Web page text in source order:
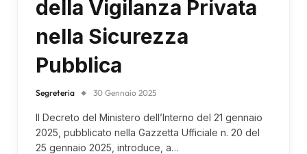
della Vigilanza Privata
nella Sicurezza
Pubblica
Segreteria 30 Gennaio 2025
Il Decreto del Ministero dell’Interno del 21 gennaio
2025, pubblicato nella Gazzetta Ufficiale n. 20 del
25 gennaio 2025, introduce, a…